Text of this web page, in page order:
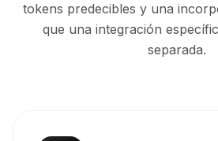
tokens predecibles y una
que una integración
separada.